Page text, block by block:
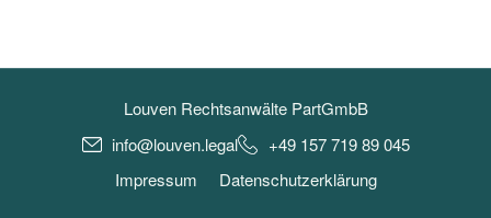
Louven Rechtsanwälte PartGmbB
info@louven.legal
+49 157 719 89 045
Impressum
Datenschutzerklärung